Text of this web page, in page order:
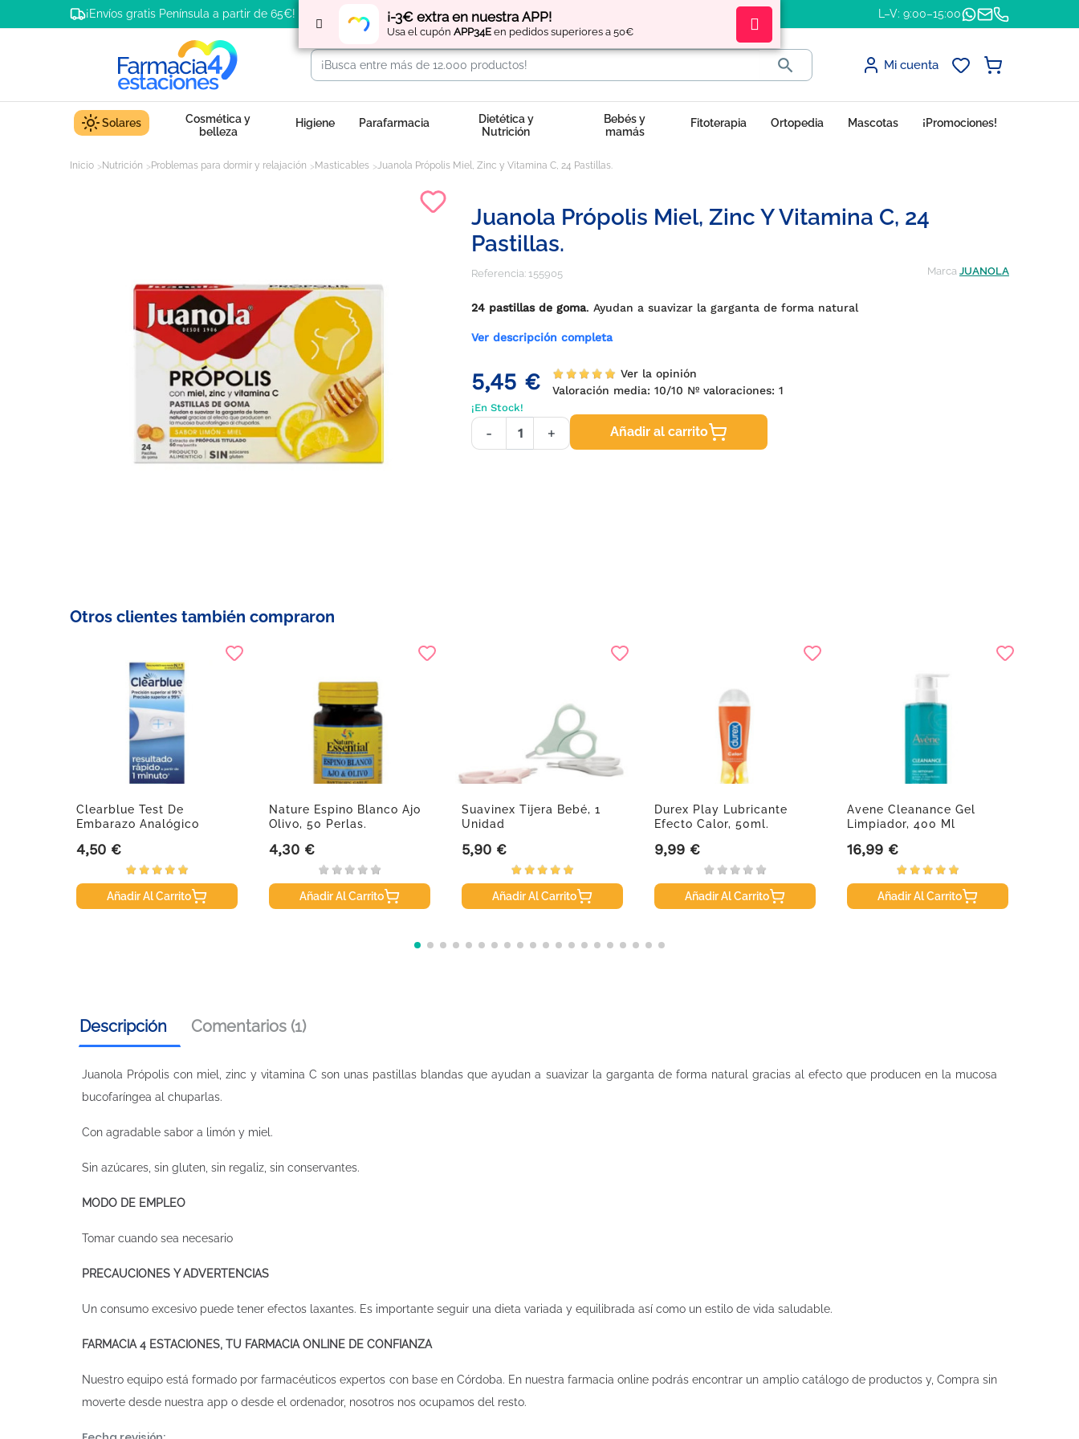
¡-3€ extra en nuestra APP!
Usa el cupón APP34E en pedidos superiores a 50€
¡Envíos gratis Península a partir de 65€! Regístratey obtén L–V: 9:00–15:00
 Mi cuenta
Solares
Cosmética y
belleza
Higiene Parafarmacia
Dietética y
Nutrición
Bebés y
mamás
Fitoterapia Ortopedia Mascotas ¡Promociones!
Inicio Nutrición Problemas para dormir y relajación Masticables Juanola Própolis Miel, Zinc y Vitamina C, 24 Pastillas.
Juanola Própolis Miel, Zinc Y Vitamina C, 24
Pastillas.
Referencia: 155905 Marca JUANOLA
24 pastillas de goma. Ayudan a suavizar la garganta de forma natural
Ver descripción completa
5,45 €
Ver la opinión
Valoración media:10/10 Nº valoraciones:1
¡En Stock!
- + Añadir al carrito
Otros clientes también compraron
Clearblue Test De
Embarazo Analógico
Precio
4,50 €
Añadir Al Carrito
Nature Espino Blanco Ajo
Olivo, 50 Perlas.
Precio
4,30 €
Añadir Al Carrito
Suavinex Tijera Bebé, 1
Unidad
Precio
5,90 €
Añadir Al Carrito
Durex Play Lubricante
Efecto Calor, 50ml.
Precio
9,99 €
Añadir Al Carrito
Avene Cleanance Gel
Limpiador, 400 Ml
Precio
16,99 €
Añadir Al Carrito
Descripción Comentarios (1)
Juanola Própolis con miel, zinc y vitamina C son unas pastillas blandas que ayudan a suavizar la garganta de forma natural gracias al efecto que producen en la mucosa
bucofaríngea al chuparlas.
Con agradable sabor a limón y miel.
Sin azúcares, sin gluten, sin regaliz, sin conservantes.
MODO DE EMPLEO
Tomar cuando sea necesario
PRECAUCIONES Y ADVERTENCIAS
Un consumo excesivo puede tener efectos laxantes. Es importante seguir una dieta variada y equilibrada así como un estilo de vida saludable.
FARMACIA 4 ESTACIONES, TU FARMACIA ONLINE DE CONFIANZA
Nuestro equipo está formado por farmacéuticos expertos con base en Córdoba. En nuestrafarmacia online podrás encontrar un amplio catálogo de productos y, Compra sin
moverte desde nuestra app o desde el ordenador, nosotros nos ocupamos del resto.